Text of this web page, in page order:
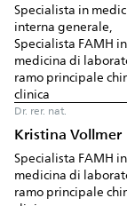
Specialista in
interna generale,
Specialista FAMH in
medicina di
ramo principale
clinica
Dr. rer. nat.
Kristina Vollmer
Specialista FAMH in
medicina di
ramo principale